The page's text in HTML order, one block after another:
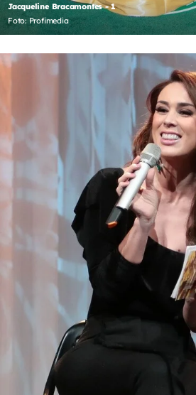
Jacqueline Bracamontes - 1
Foto: Profimedia